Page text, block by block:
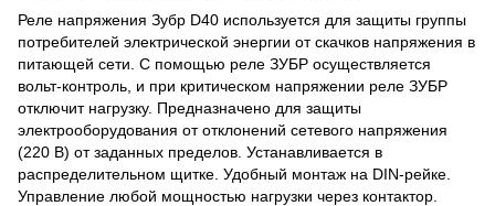
Реле напряжения Зубр D40 используется для защиты группы
потребителей электрической энергии от скачков напряжения в
питающей сети. С помощью реле ЗУБР осуществляется
вольт-контроль, и при критическом напряжении реле ЗУБР
отключит нагрузку. Предназначено для защиты
электрооборудования от отклонений сетевого напряжения
(220 В) от заданных пределов. Устанавливается в
распределительном щитке. Удобный монтаж на DIN-рейке.
Управление любой мощностью нагрузки через контактор.